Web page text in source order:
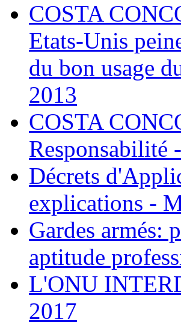
COSTA
Etats-Unis
du bon usage
2013
COSTA
Responsabilité
Décrets
explications -
Gardes armés:
aptitude
L'ONU
2017